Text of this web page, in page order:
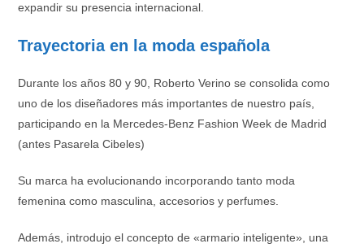
expandir su presencia internacional.
Trayectoria en la moda española
Durante los años 80 y 90, Roberto Verino se consolida como
uno de los diseñadores más importantes de nuestro país,
participando en la Mercedes-Benz Fashion Week de Madrid
(antes Pasarela Cibeles)
Su marca ha evolucionando incorporando tanto moda
femenina como masculina, accesorios y perfumes.
Además, introdujo el concepto de «armario inteligente», una